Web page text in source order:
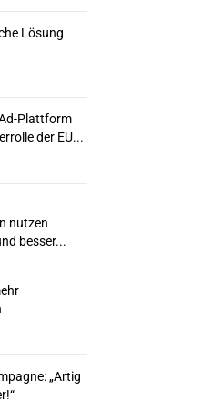
Lösung
Plattform
der EU...
nutzen
besser...
„Artig